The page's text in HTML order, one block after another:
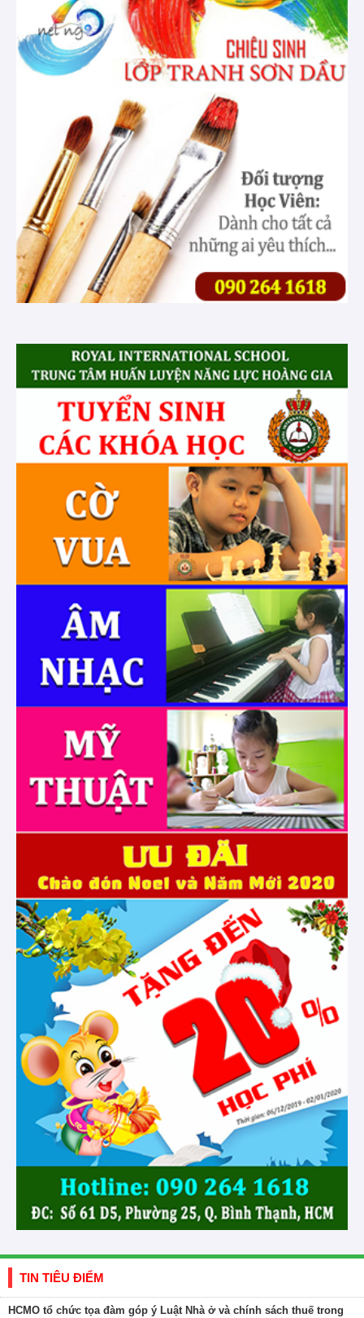
TIN TIÊU ĐIỂM
HCMO tổ chức tọa đàm góp ý Luật Nhà ở và chính sách thuế trong